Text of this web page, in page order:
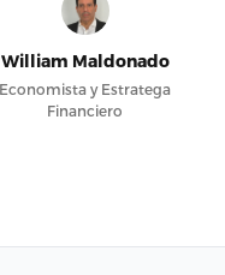
William Maldonado
Economista y Estratega
Financiero